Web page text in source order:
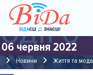
06 червня 2022
Новини Життя та мода